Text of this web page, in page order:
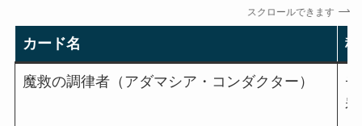
スクロールできます
カード名
魔救の調律者（アダマシア・コンダクター）